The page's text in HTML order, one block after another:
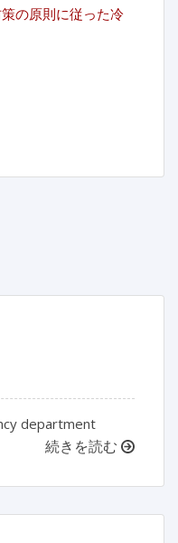
の原則に従った冷
department
続きを読む